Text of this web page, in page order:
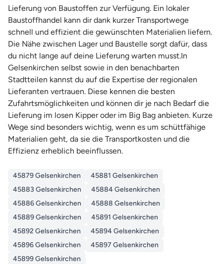
Lieferung von Baustoffen zur Verfügung. Ein lokaler
Baustoffhandel kann dir dank kurzer Transportwege
schnell und effizient die gewünschten Materialien liefern.
Die Nähe zwischen Lager und Baustelle sorgt dafür, dass
du nicht lange auf deine Lieferung warten musst.In
Gelsenkirchen selbst sowie in den benachbarten
Stadtteilen kannst du auf die Expertise der regionalen
Lieferanten vertrauen. Diese kennen die besten
Zufahrtsmöglichkeiten und können dir je nach Bedarf die
Lieferung im losen Kipper oder im Big Bag anbieten. Kurze
Wege sind besonders wichtig, wenn es um schüttfähige
Materialien geht, da sie die Transportkosten und die
Effizienz erheblich beeinflussen.
45879 Gelsenkirchen
45881 Gelsenkirchen
45883 Gelsenkirchen
45884 Gelsenkirchen
45886 Gelsenkirchen
45888 Gelsenkirchen
45889 Gelsenkirchen
45891 Gelsenkirchen
45892 Gelsenkirchen
45894 Gelsenkirchen
45896 Gelsenkirchen
45897 Gelsenkirchen
45899 Gelsenkirchen